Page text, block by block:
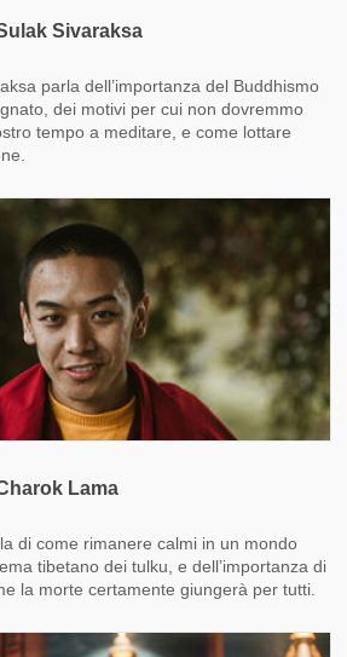
Sivaraksa
parla dell’importanza del Buddhismo
dei motivi per cui non dovremmo
tempo a meditare, e come lottare
Lama
di come rimanere calmi in un mondo
tibetano dei tulku, e dell’importanza di
la morte certamente giungerà per tutti.